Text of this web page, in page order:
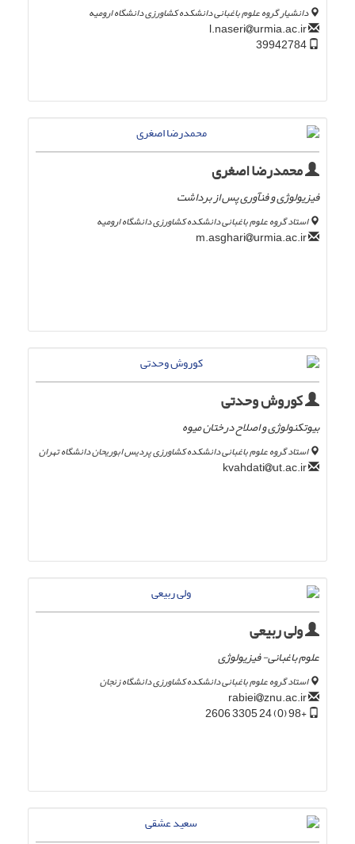
دانشیار گروه علوم باغبانی دانشکده کشاورزی دانشگاه ارومیه
urmia.ac.ir
محمدرضا اصغری
فیزیولوژی و فنآوری پس از برداشت
استاد گروه علوم باغبانی دانشکده کشاورزی دانشگاه ارومیه
urmia.ac.ir
کوروش وحدتی
بیوتکنولوژی و اصلاح درختان میوه
استاد گروه علوم باغبانی دانشکده کشاورزی پردیس ابوریحان دانشگاه تهران
ut.ac.ir
ولی ربیعی
علوم باغبانی- فیزیولوژی
استاد گروه علوم باغبانی دانشکده کشاورزی دانشگاه زنجان
znu.ac.ir
+98 (0) 24 3305 2606